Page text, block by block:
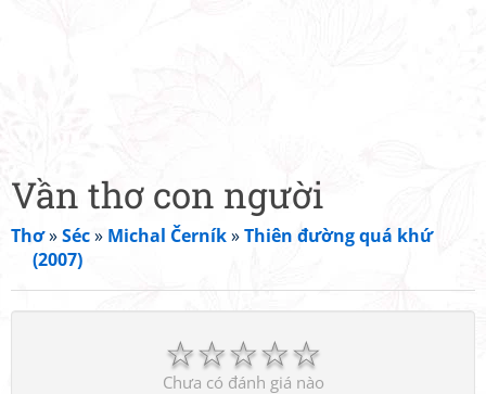
Vần thơ con người
Thơ»Séc» Michal Černík»Thiên đường quá khứ
(2007)
☆
☆
☆
☆
☆
Chưa có đánh giá nào